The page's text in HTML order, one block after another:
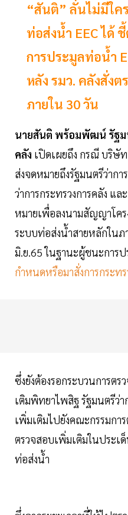
“สันติ” ลั่นไม่มีใค
ท่อส่งน้ำ EEC ได้
การประมูลท่อน้ำ
หลัง รมว. คลังสั่งต
ภายใน 30 วัน
นายสันติ พร้อมพัฒน์ รัฐม
คลัง เปิดเผยถึง กรณี บริษัท
ส่งจดหมายถึงรัฐมนตรีว่ากา
ว่าการกระทรวงการคลัง แ
หมายเพื่อลงนามสัญญาโคร
ระบบท่อส่งน้ำสายหลักใน
มิ.ย.65 ในฐานะผู้ชนะการ
กำหนดหรือมาสั่งการกระทร
ซึ่งยังต้องรอกระบวนการต
เติมพิทยาไพสิฐ รัฐมนตรีว่า
เพิ่มเติมไปยังคณะกรรมกา
ตรวจสอบเพิ่มเติมในประ
ท่อส่งน้ำ